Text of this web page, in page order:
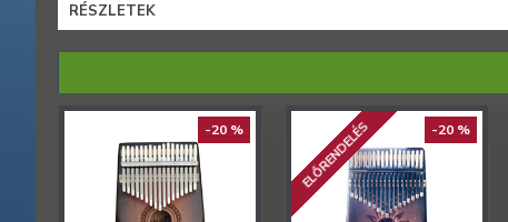
RÉSZLETEK
-20 % -20 %
ELŐRENDELÉS